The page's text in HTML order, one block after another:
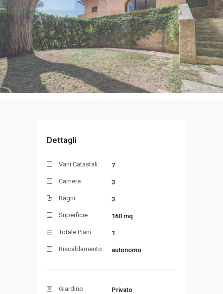
Dettagli
Vani Catastali: 7
Camere: 3
Bagni: 3
Superficie: 160 mq
Totale Piani: 1
Riscaldamento: autonomo
Giardino: Privato